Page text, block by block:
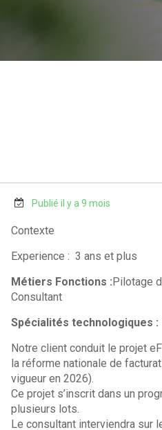
Publié il y a 9 mois
Contexte
Experience : 3 ans et plus
Métiers Fonctions :Pilotage
Consultant
Spécialités technologiques :
Notre client conduit le projet
la réforme nationale de
vigueur en 2026).
Ce projet s’inscrit dans un
plusieurs lots.
Le consultant interviendra sur